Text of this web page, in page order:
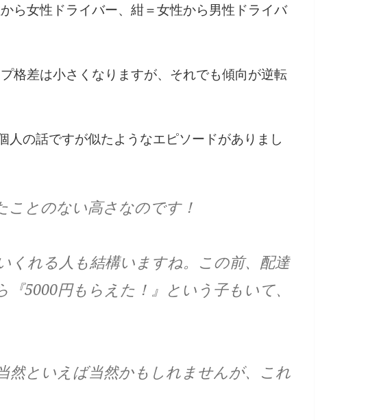
ら女性ドライバー、紺＝女性から男性ドライバ
格差は小さくなりますが、それでも傾向が逆転
の話ですが似たようなエピソードがありまし
ことのない高さなのです！
くれる人も結構いますね。この前、配達
5000円もらえた！』という子もいて、
然といえば当然かもしれませんが、これ